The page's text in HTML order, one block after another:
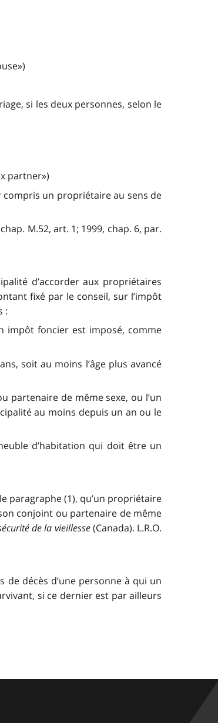
si les deux personnes, selon le
partner»)
compris un propriétaire au sens de
M.52, art. 1; 1999, chap. 6, par.
d’accorder aux propriétaires
fixé par le conseil, sur l’impôt
:
impôt foncier est imposé, comme
soit au moins l’âge plus avancé
partenaire de même sexe, ou l’un
au moins depuis un an ou le
d’habitation qui doit être un
paragraphe (1), qu’un propriétaire
conjoint ou partenaire de même
de la vieillesse(Canada). L.R.O.
décès d’une personne à qui un
si ce dernier est par ailleurs